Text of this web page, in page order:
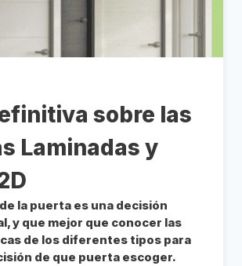
sobre las
Laminadas y
la puerta es una decisión
y que mejor que conocer las
de los diferentes tipos para
de que puerta escoger.